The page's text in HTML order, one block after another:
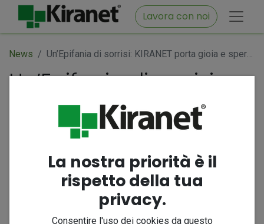
Lavora con noi
News Un’Epifania di sorrisi: KIRANET porta gioia e speranza nel reparto di Pediatria dell’ospedale Santa Maria delle Grazie di Pozzuoli
Un’Epifania di sorrisi:
KIRANET porta gioia e
speranza nel reparto di
Pediatria dell’ospedale
Santa Maria delle
Grazie di Pozzuoli
7 gennaio 2026 @kiranet.it
La nostra priorità è il
rispetto della tua
privacy.
Consentire l'uso dei cookies da questo